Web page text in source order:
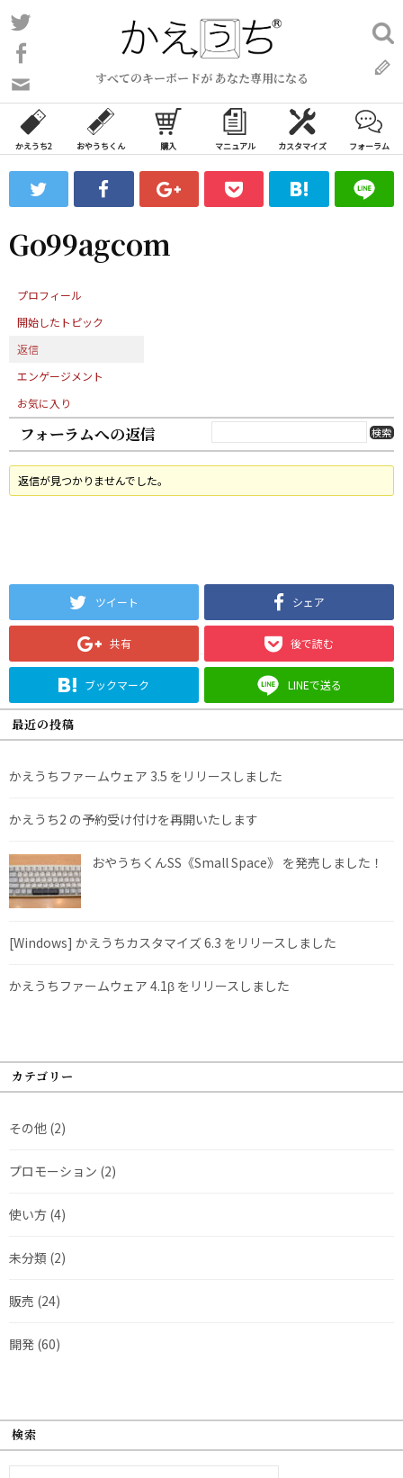
コ
ン
ン
ツ
ス
ッ
すべてのキーボードが あなた専用になる
い
合
わ
フ
ォ
ム
検
索:
かえうち2 おやうちくん 購入 マニュアル カスタマイズ フォーラム
Go99agcom
プロフィール
開始したトピック
返信
エンゲージメント
お気に入り
フォーラムへの返信
返信が見つかりませんでした。
ツイート シェア
共有 後で読む
ブックマーク LINEで送る
最近の投稿
かえうちファームウェア 3.5 をリリースしました
かえうち2 の予約受け付けを再開いたします
おやうちくんSS《Small Space》 を発売しました！
[Windows] かえうちカスタマイズ 6.3 をリリースしました
かえうちファームウェア 4.1β をリリースしました
カテゴリー
その他 (2)
プロモーション (2)
使い方 (4)
未分類 (2)
販売 (24)
開発 (60)
検索